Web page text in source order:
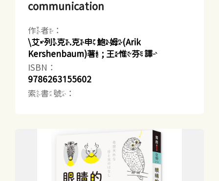
communication
作者：
\艾列克.克申鮑姆(Arik
Kershenbaum)著 ; 王惟芬譯
ISBN：
9786263155602
索書號：